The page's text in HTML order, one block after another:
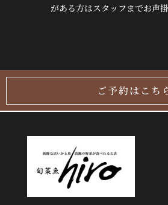
がある方はスタッフまでお声
ご予約はこち